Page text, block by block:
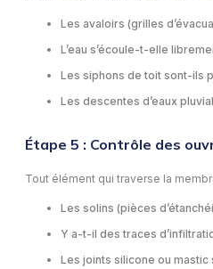
Les avaloirs (grilles
L’eau s’écoule-t-elle
Les siphons de toit sont-ils
Les descentes d’eaux
Étape 5 : Contrôle des
Tout élément qui traverse la
Les solins (pièces
Y a-t-il des traces
Les joints silicone ou